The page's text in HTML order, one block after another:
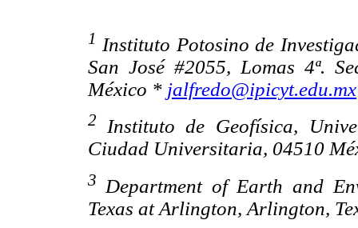
1 Instituto Potosino de
San José #2055, Lomas 4ª.
México * jalfredo@ipicyt.edu.mx
2 Instituto de Geofísica,
Ciudad Universitaria, 04510
3
Department of Earth and
Texas at Arlington, Arlington,